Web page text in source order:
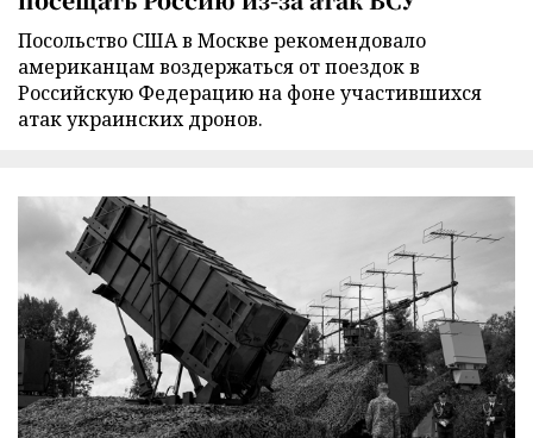
Посольство США в Москве рекомендовало
американцам воздержаться от поездок в
Российскую Федерацию на фоне участившихся
атак украинских дронов.